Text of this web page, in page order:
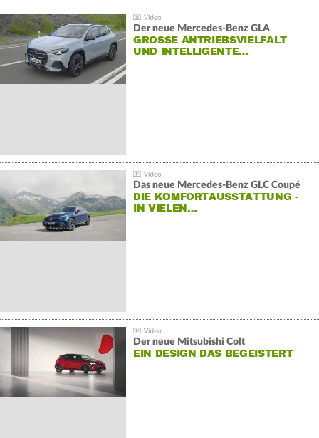
Der neue Mercedes-Benz GLA
GROSSE ANTRIEBSVIELFALT U
ND INTELLIGENTE…
Das neue Mercedes-Benz GLC Coupé
DIE KOMFORTAUSSTATTUNG -
IN VIELEN…
Der neue Mitsubishi Colt
EIN DESIGN DAS BEGEISTERT